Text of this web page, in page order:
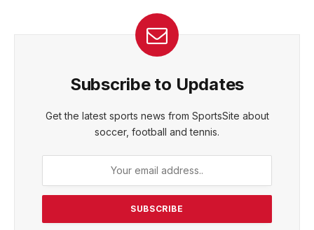
Subscribe to Updates
Get the latest sports news from SportsSite about
soccer, football and tennis.